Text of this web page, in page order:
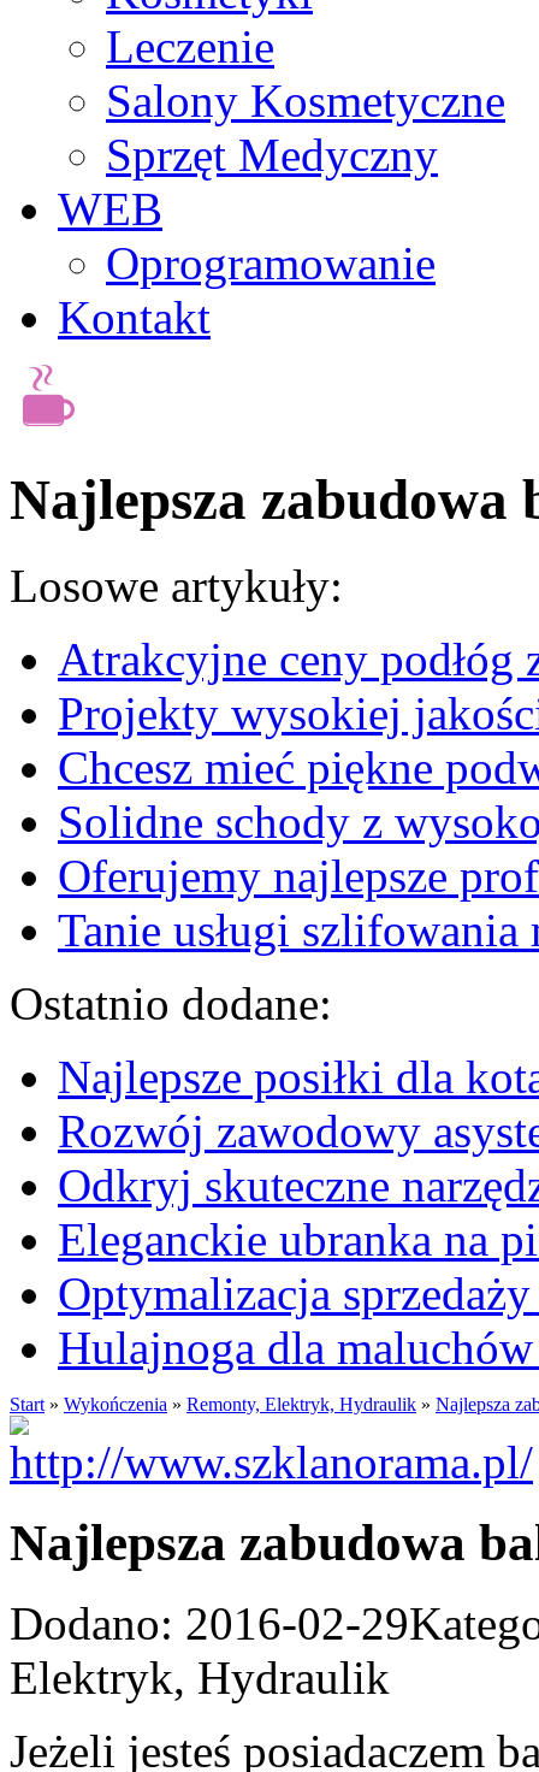
Leczenie
Salony Kosmetyczne
Sprzęt Medyczny
WEB
Oprogramowanie
Kontakt
Najlepsza zabudowa
Losowe artykuły:
Atrakcyjne ceny podłóg
Projekty wysokiej
Chcesz mieć piękne
Solidne schody z
Oferujemy najlepsze
Tanie usługi
Ostatnio dodane:
Najlepsze posiłki dla
Rozwój zawodowy
Odkryj skuteczne
Eleganckie ubranka na
Optymalizacja
Hulajnoga dla maluchów
Start » Wykończenia » Remonty, Elektryk, Hydraulik » Najlepsza
Najlepsza zabudowa
Dodano: 2016-02-29
Elektryk, Hydraulik
Jeżeli jesteś posiadaczem